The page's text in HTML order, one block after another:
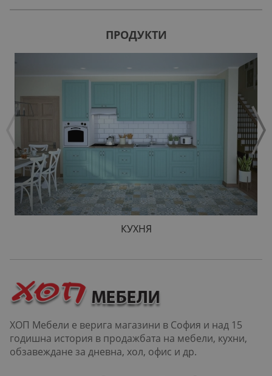
ПРОДУКТИ
КУХНЯ
ХОП Мебели е верига магазини в София и над 15
годишна история в продажбата на мебели, кухни,
обзавеждане за дневна, хол, офис и др.